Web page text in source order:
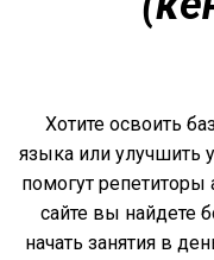
Хотите освоить
языка или улучшить
помогут репетиторы
сайте вы найдете
начать занятия в